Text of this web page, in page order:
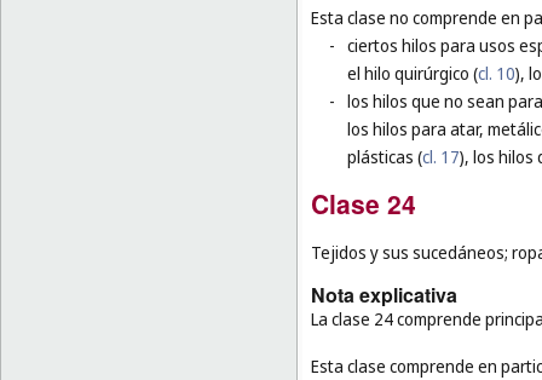
Esta clase no comprende en
- ciertos hilos para usos
el hilo quirúrgico (cl. 10),
- los hilos que no sean
los hilos para atar,
plásticas (cl. 17), los hilos
Clase 24
Tejidos y sus sucedáneos;
Nota explicativa
La clase 24 comprende
Esta clase comprende en